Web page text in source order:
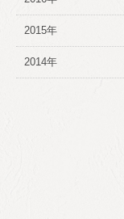
2015年
2014年